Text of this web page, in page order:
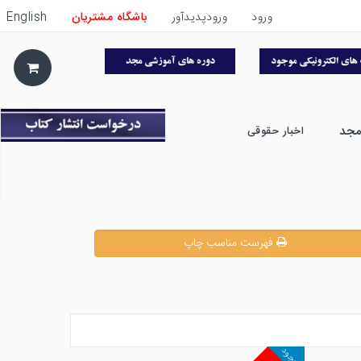
ورود ورودپدیدآور باشگاه مشتریان English
اخبار حقوقی
فهرست مناسب چاپ